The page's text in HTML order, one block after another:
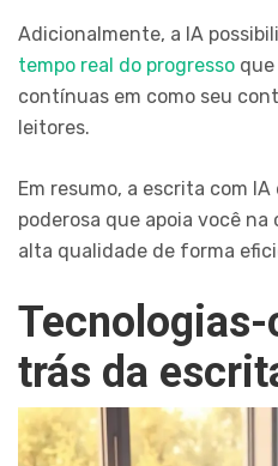
Adicionalmente, a IA
tempo real do progresso
contínuas em como seu
leitores.
Em resumo, a escrita com
poderosa que apoia você
alta qualidade de forma
trás da